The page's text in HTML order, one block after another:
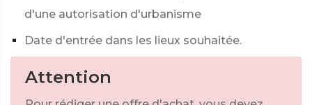
d'une autorisation d'urbanisme
Date d'entrée dans les lieux souhaitée.
Attention